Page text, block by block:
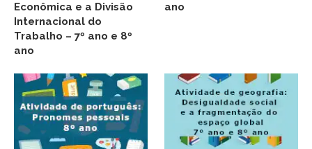
Econômica e a Divisão
Internacional do
Trabalho – 7º ano e 8º
ano
ano